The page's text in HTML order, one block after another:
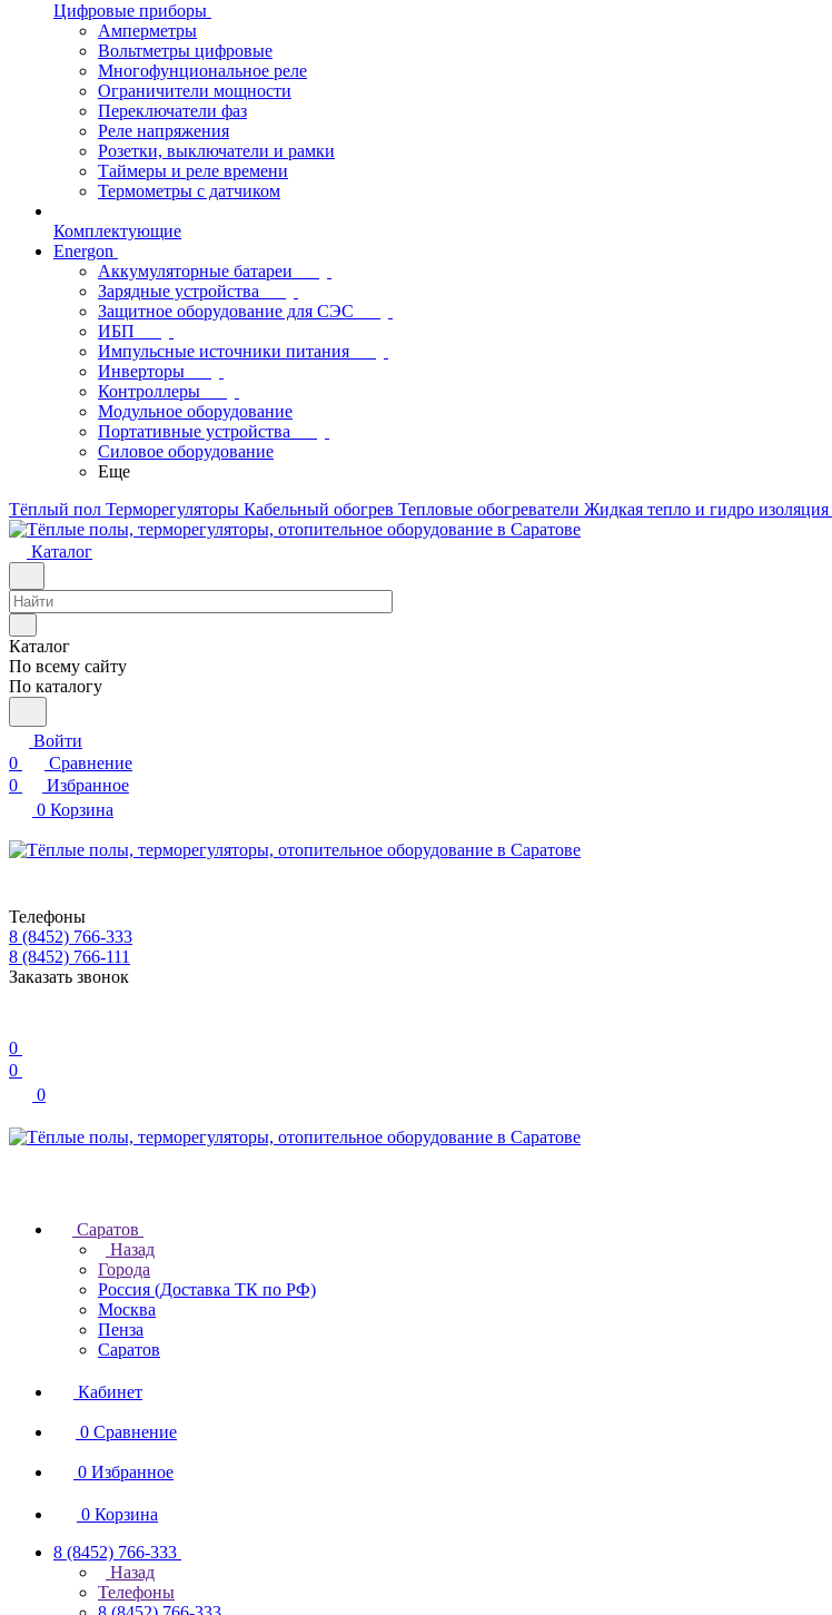
Цифровые приборы
Амперметры
Вольтметры цифровые
Многофунциональное реле
Ограничители мощности
Переключатели фаз
Реле напряжения
Розетки, выключатели и рамки
Таймеры и реле времени
Термометры c датчиком
Комплектующие
Energon
Аккумуляторные батареи
Зарядные устройства
Защитное оборудование для СЭС
ИБП
Импульсные источники питания
Инверторы
Контроллеры
Модульное оборудование
Портативные устройства
Силовое оборудование
Еще
Тёплый пол Терморегуляторы Кабельный обогрев Тепловые обогреватели Жидкая тепло и гидро изоляция
Каталог
Каталог
По всему сайту
По каталогу
Войти
0
Сравнение
0
Избранное
0 Корзина
Телефоны
8 (8452) 766-333
8 (8452) 766-111
Заказать звонок
0
0
0
Саратов
Назад
Города
Россия (Доставка ТК по РФ)
Москва
Пенза
Саратов
Кабинет
0 Сравнение
0 Избранное
0 Корзина
8 (8452) 766-333
Назад
Телефоны